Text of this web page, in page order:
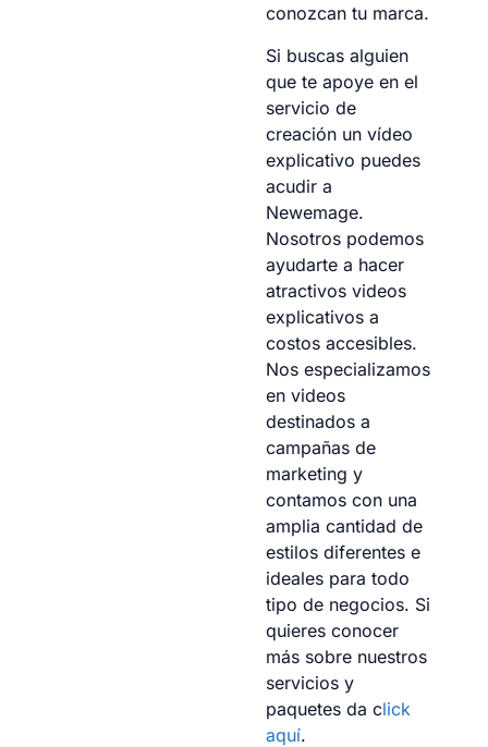
conozcan tu marca.
Si buscas alguien
que te apoye en el
servicio de
creación un vídeo
explicativo puedes
acudir a
Newemage.
Nosotros podemos
ayudarte a hacer
atractivos videos
explicativos a
costos accesibles.
Nos especializamos
en videos
destinados a
campañas de
marketing y
contamos con una
amplia cantidad de
estilos diferentes e
ideales para todo
tipo de negocios. Si
quieres conocer
más sobre nuestros
servicios y
paquetes da click
aquí.